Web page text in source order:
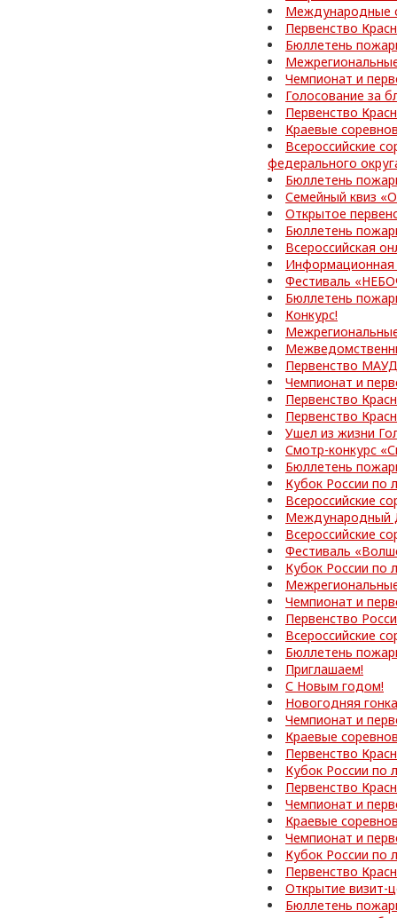
Международные
Первенство
Бюллетень
Чемпионат и
Голосование за
Первенство
Краевые
Всероссийские
федерального
Бюллетень
Семейный квиз
Открытое
Бюллетень
Всероссийская
Информационная
Фестиваль
Бюллетень
Конкурс!
Первенство
Чемпионат и
Первенство
Первенство
Ушел из жизни
Смотр-конкурс
Бюллетень
Кубок России по
Всероссийские
Международный
Всероссийские
Фестиваль
Кубок России по
Чемпионат и
Первенство
Всероссийские
Бюллетень
Приглашаем!
С Новым годом!
Новогодняя
Чемпионат и
Краевые
Первенство
Кубок России по
Первенство
Чемпионат и
Краевые
Чемпионат и
Кубок России по
Первенство
Открытие визит-
Бюллетень